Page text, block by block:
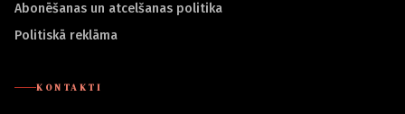
Abonēšanas un atcelšanas politika
Politiskā reklāma
KONTAKTI